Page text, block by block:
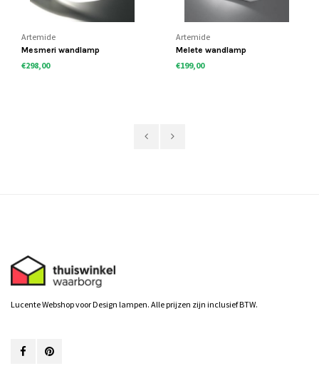
Artemide
Mesmeri wandlamp
€298,00
Artemide
Melete wandlamp
€199,00
Lucente Webshop voor Design lampen. Alle prijzen zijn inclusief BTW.